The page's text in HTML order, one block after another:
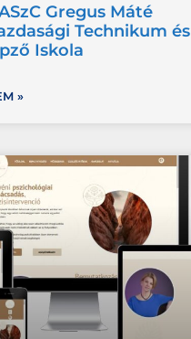
Gregus Máté
Technikum és
Iskola
»